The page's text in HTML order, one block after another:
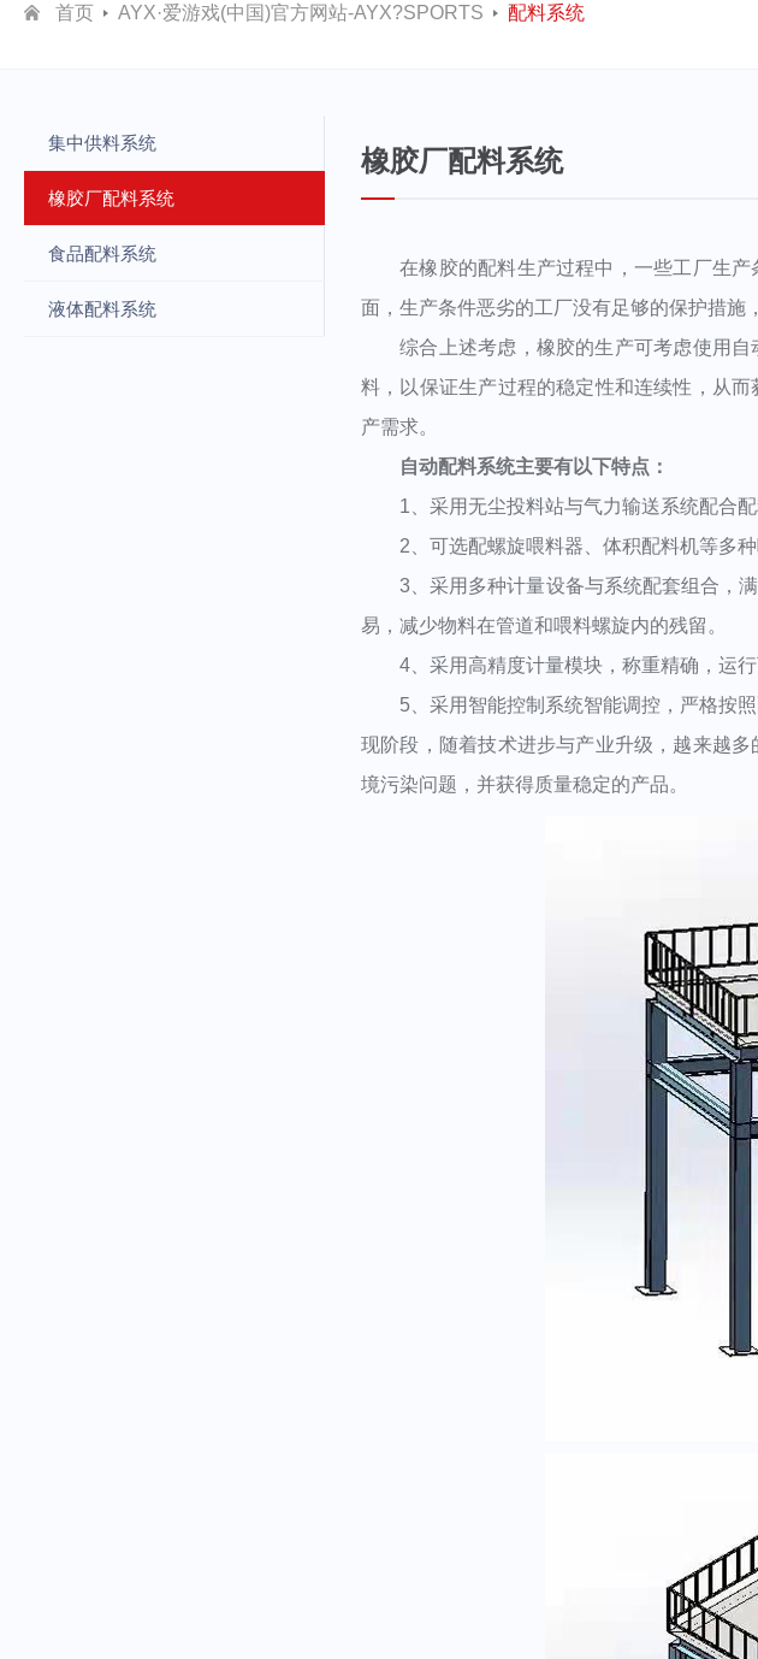
首页 AYX·爱游戏(中国)官方网站-AYX?SPORTS 配料系统
集中供料系统
橡胶厂配料系统
食品配料系统
液体配料系统
橡胶厂配料系统
在橡胶的配料生产过程中，一些工厂生产
面，生产条件恶劣的工厂没有足够的保护措施
综合上述考虑，橡胶的生产可考虑使用自
料，以保证生产过程的稳定性和连续性，从
产需求。
自动配料系统主要有以下特点：
1、采用无尘投料站与气力输送系统配合配
2、可选配螺旋喂料器、体积配料机等多种
3、采用多种计量设备与系统配套组合，满
易，减少物料在管道和喂料螺旋内的残留。
4、采用高精度计量模块，称重精确，运行
5、采用智能控制系统智能调控，严格按照
现阶段，随着技术进步与产业升级，越来越
境污染问题，并获得质量稳定的产品。